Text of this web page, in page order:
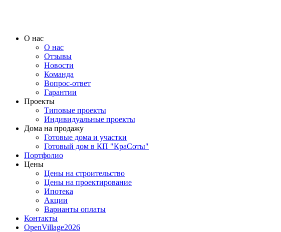
О нас
О нас
Отзывы
Новости
Команда
Вопрос-ответ
Гарантии
Проекты
Типовые проекты
Индивидуальные проекты
Дома на продажу
Готовые дома и участки
Готовый дом в КП "КраСоты"
Портфолио
Цены
Цены на строительство
Цены на проектирование
Ипотека
Акции
Варианты оплаты
Контакты
OpenVillage2026